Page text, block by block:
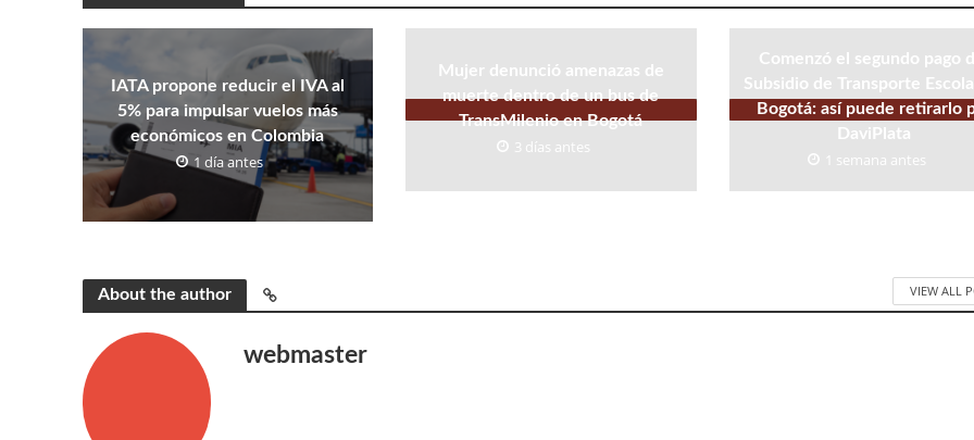
IATA propone reducir el IVA al
5% para impulsar vuelos más
económicos en Colombia
1 día antes
Mujer denunció amenazas de
muerte dentro de un bus de
TransMilenio en Bogotá
3 días antes
Comenzó el segundo pago
Subsidio de Transporte
Bogotá: así puede retirarlo
DaviPlata
1 semana antes
About the author VIEW ALL
webmaster